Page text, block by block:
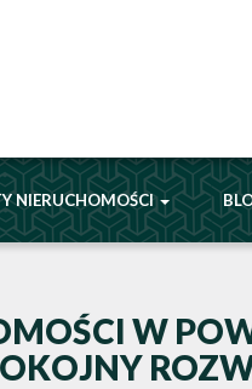
NIERUCHOMOŚCI
W